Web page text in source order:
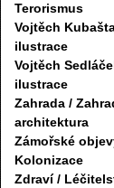
Terorismus
Vojtěch
ilustrace
Vojtěch
ilustrace
Zahrada /
architektura
Zámořské
Kolonizace
Zdraví /